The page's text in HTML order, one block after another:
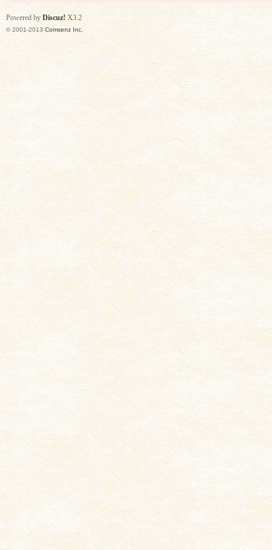
Powered by Discuz! X3.2
© 2001-2013 Comsenz Inc.